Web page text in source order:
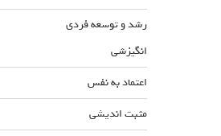
رشد و توسعه فردی
انگیزشی
اعتماد به نفس
مثبت اندیشی